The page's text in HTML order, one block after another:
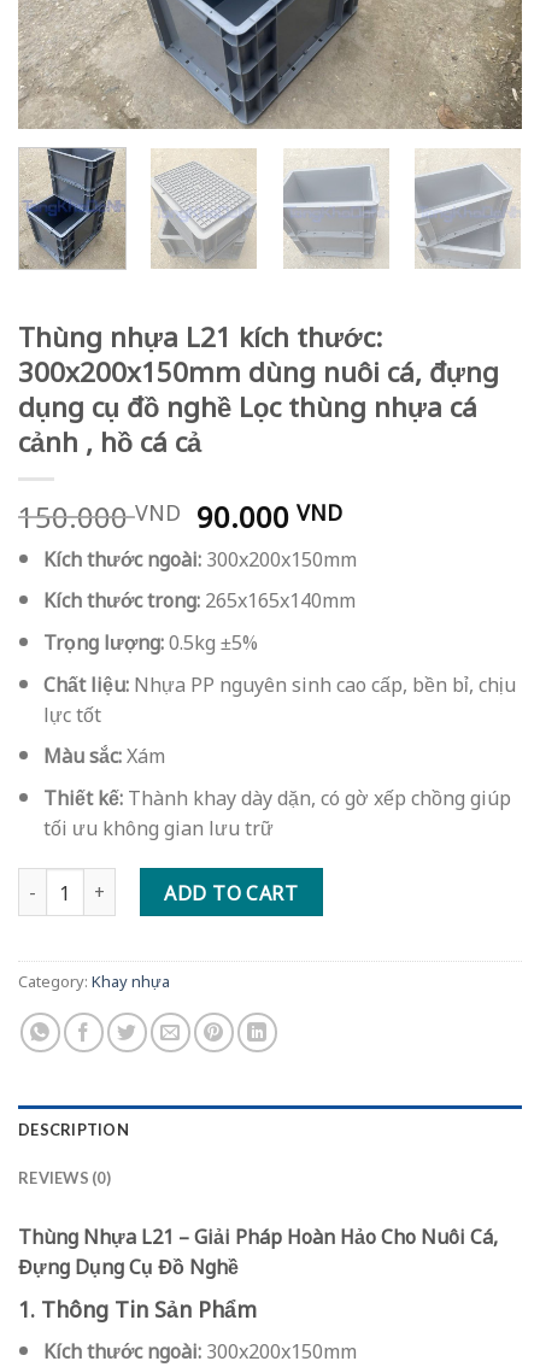
Thùng nhựa L21 kích thước:
300x200x150mm dùng nuôi cá, đựng
dụng cụ đồ nghề Lọc thùng nhựa cá
cảnh , hồ cá cả
150.000VND Original
price
was:
150.000 VND.
90.000VNDCurrent
is:
90.000 VND.
Kích thước ngoài:300x200x150mm
Kích thước trong:265x165x140mm
Trọng lượng:0.5kg ±5%
Chất liệu:Nhựa PP nguyên sinh cao cấp, bền bỉ, chịu
lực tốt
Màu sắc:Xám
Thiết kế:Thành khay dày dặn, có gờ xếp chồng giúp
tối ưu không gian lưu trữ
Thùng nhựa L21 kích thước: 300x200x150mm dùng nuôi cá,
ADD TO CART
Category: Khay nhựa
DESCRIPTION
REVIEWS (0)
Thùng Nhựa L21 – Giải Pháp Hoàn Hảo Cho Nuôi Cá,
Đựng Dụng Cụ Đồ Nghề
1. Thông Tin Sản Phẩm
Kích thước ngoài:300x200x150mm